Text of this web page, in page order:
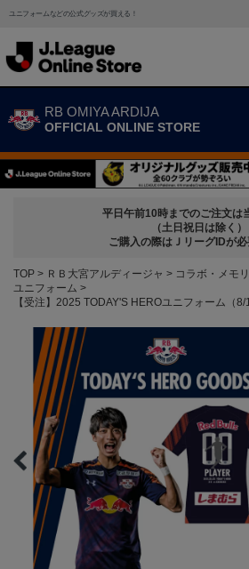
ユニフォームなどの公式グッズが買える！
RB OMIYA ARDIJA
OFFICIAL ONLINE STORE
平日午前10時までのご注文は
（土日祝日は除く）
ご購入の際はＪリーグIDが必
TOP ＲＢ大宮アルディージャ
コラボ・メモ
ユニフォーム
【受注】2025 TODAY'S HEROユニフォーム（8/